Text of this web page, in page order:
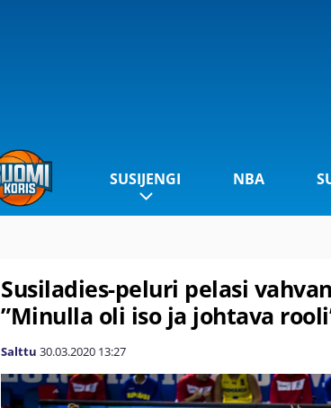
SUSIJENGI NBA
Susiladies-peluri pelasi
”Minulla oli iso ja johtava
Salttu 30.03.2020 13:27